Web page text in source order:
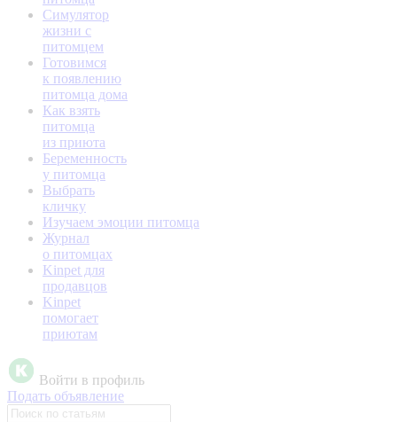
Симулятор
жизни с
питомцем
Готовимся
к появлению
питомца дома
Как взять
питомца
из приюта
Беременность
у питомца
Выбрать
кличку
Изучаем эмоции питомца
Журнал
о питомцах
Kinpet для
продавцов
Kinpet
помогает
приютам
Войти в профиль
Подать объявление